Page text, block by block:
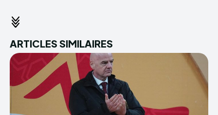
ARTICLES SIMILAIRES